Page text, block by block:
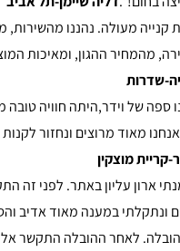
קנייה מעולה. נהננו
מהמחיר ההגון, ומאיכות
שדרות
ספה של וידר,היתה חוויה טובה
מאוד מרוצים ונחזור
קריית מוצקין
ארון עליון באתר. לפני זה
ונתקלתי במענה מאוד אדיב
לאחר ההובלה התקשר